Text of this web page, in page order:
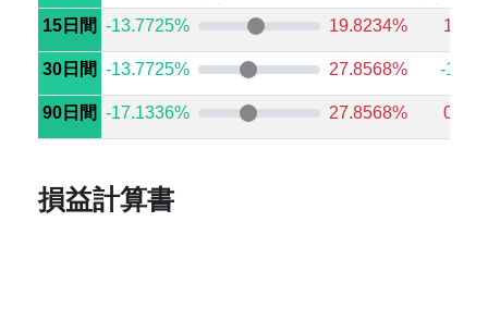
15日間 -13.7725% 19.8234%
30日間 -13.7725% 27.8568% -
90日間 -17.1336% 27.8568%
損益計算書